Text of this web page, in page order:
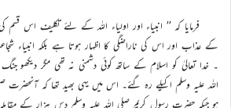
فرمایا کہ ’’ انبیاء اور اولیاء اللہ کے لئے تکلیف اس
کے عذاب اور اس کی ناراضگی کا اظہار ہوتا ہے بلکہ انبیاء
۔ خدا تعالیٰ کو اسلام کے ساتھ کوئی دشمنی نہ تھی مگر دیکھو
اللہ علیہ وسلم اکیلے رہ گئے۔ اس میں یہی بھید تھا کہ آنحضرت
ہو جبکہ حضرت رسول کریم صلی اللہ علیہ وسلم دس ہزار کے